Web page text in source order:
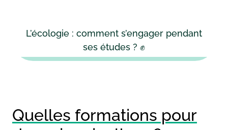
L’écologie : comment s’engager pendant
ses études ? ✊
Quelles formations pour